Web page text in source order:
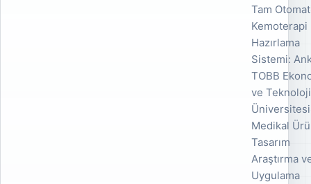
Tam
Kemoterapi
Hazırlama
Sistemi:
TOBB
ve Teknoloji
Üniversitesi
Medikal
Tasarım
Araştırma
Uygulama